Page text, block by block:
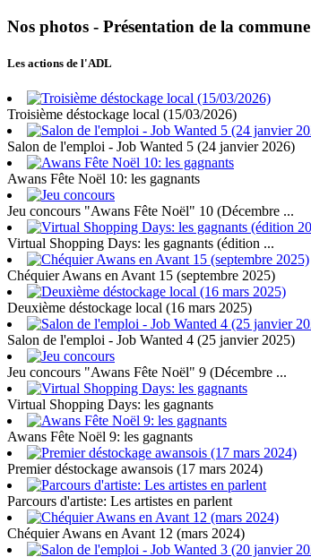
Nos photos - Présentation de la commune
Les actions de l'ADL
Troisième déstockage local (15/03/2026)
Salon de l'emploi - Job Wanted 5 (24 janvier 2026)
Awans Fête Noël 10: les gagnants
Jeu concours "Awans Fête Noël" 10 (Décembre ...
Virtual Shopping Days: les gagnants (édition ...
Chéquier Awans en Avant 15 (septembre 2025)
Deuxième déstockage local (16 mars 2025)
Salon de l'emploi - Job Wanted 4 (25 janvier 2025)
Jeu concours "Awans Fête Noël" 9 (Décembre ...
Virtual Shopping Days: les gagnants
Awans Fête Noël 9: les gagnants
Premier déstockage awansois (17 mars 2024)
Parcours d'artiste: Les artistes en parlent
Chéquier Awans en Avant 12 (mars 2024)